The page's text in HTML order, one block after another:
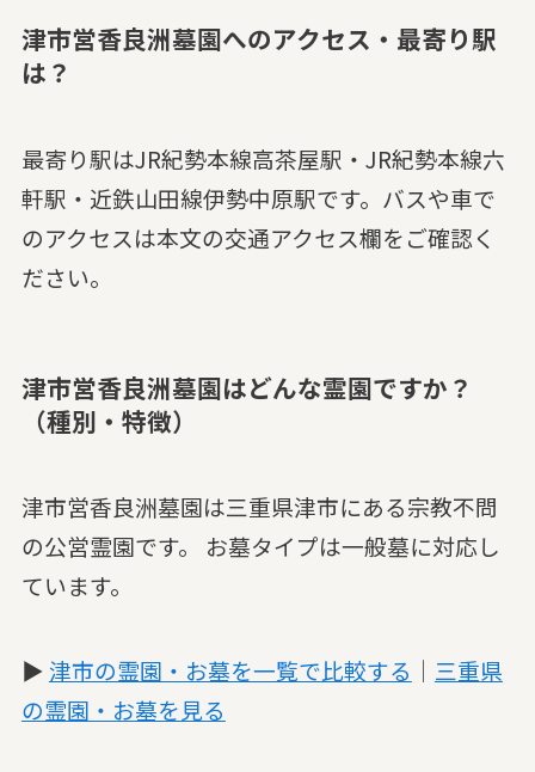
津市営香良洲墓園へのアクセス・最寄り駅
は？
最寄り駅はJR紀勢本線高茶屋駅・JR紀勢本線六
軒駅・近鉄山田線伊勢中原駅です。バスや車で
のアクセスは本文の交通アクセス欄をご確認く
ださい。
津市営香良洲墓園はどんな霊園ですか？
（種別・特徴）
津市営香良洲墓園は三重県津市にある宗教不問
の公営霊園です。 お墓タイプは一般墓に対応し
ています。
▶津市の霊園・お墓を一覧で比較する ｜ 三重県
の霊園・お墓を見る